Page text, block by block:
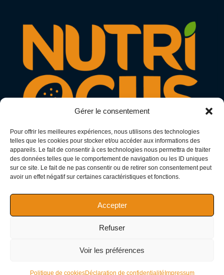
Gérer le consentement
Pour offrir les meilleures expériences, nous utilisons des technologies
telles que les cookies pour stocker et/ou accéder aux informations des
appareils. Le fait de consentir à ces technologies nous permettra de traiter
des données telles que le comportement de navigation ou les ID uniques
sur ce site. Le fait de ne pas consentir ou de retirer son consentement peut
avoir un effet négatif sur certaines caractéristiques et fonctions.
Accepter
Refuser
Voir les préférences
Politique de cookiesDéclaration de confidentialité Impressum
N° Adeli : 11866275
SIREN : 977944412
AJACCIO - 20000
© 2026 NUTRIOCUS - Diététicien nutritionniste du sport